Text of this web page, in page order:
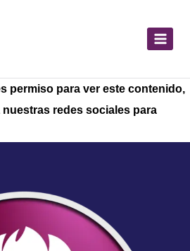
permiso para ver este contenido,
redes sociales para